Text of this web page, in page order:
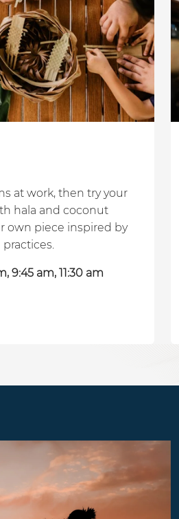
at work, then try your
hala and coconut
own piece inspired by
9:45 am, 11:30 am